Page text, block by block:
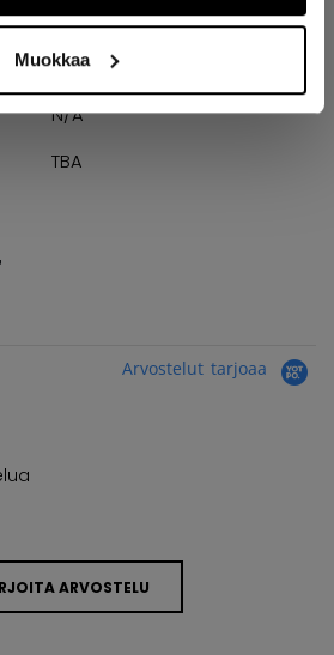
Muokkaa
BTPRO32-NA
191520674694
N/A
TBA
Arvostelut tarjoaa
ARVOSTELU